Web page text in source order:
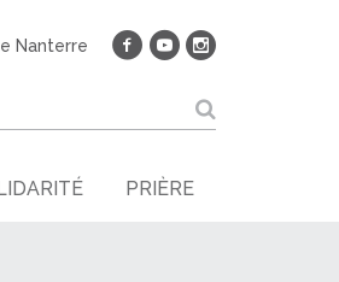
Nanterre
PRIÈRE